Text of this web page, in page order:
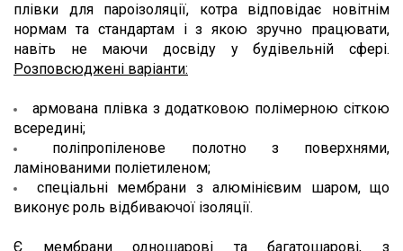
плівки для пароізоляції, котра відповідає новітнім
нормам та стандартам і з якою зручно працювати,
Розповсюджені варіанти:
армована плівка з додатковою полімерною сіткою
всередині;
поліпропіленове полотно з поверхнями,
ламінованими поліетиленом;
спеціальні мембрани з алюмінієвим шаром, що
виконує роль відбиваючої ізоляції.
Є мембрани одношарові та багатошарові, з